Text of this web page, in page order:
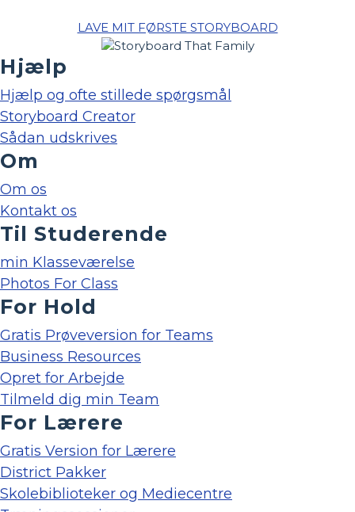
LAVE MIT FØRSTE STORYBOARD
Hjælp
Hjælp og ofte stillede spørgsmål
Storyboard Creator
Sådan udskrives
Om
Om os
Kontakt os
Til Studerende
min Klasseværelse
Photos For Class
For Hold
Gratis Prøveversion for Teams
Business Resources
Opret for Arbejde
Tilmeld dig min Team
For Lærere
Gratis Version for Lærere
District Pakker
Skolebiblioteker og Mediecentre